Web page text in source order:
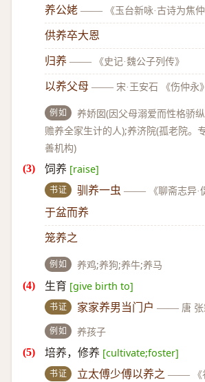
养公姥 —— 《玉台新咏·古诗为焦
供养卒大恩
归养 —— 《史记·魏公子列传》
以养父母 —— 宋·王安石 《伤仲永》
例如
养娇囡(因父母溺爱而性格骄
赡养全家生计的人);养济院(孤老院。
善机构)
饲养 [raise]
书证 驯养一虫 —— 《聊斋志异·
于盆而养
笼养之
例如 养鸡;养狗;养牛;养马
生育 [give birth to]
书证 家家养男当门户 —— 唐 张
例如 养孩子
培养，修养 [cultivate;foster]
书证 立太傅少傅以养之 ——